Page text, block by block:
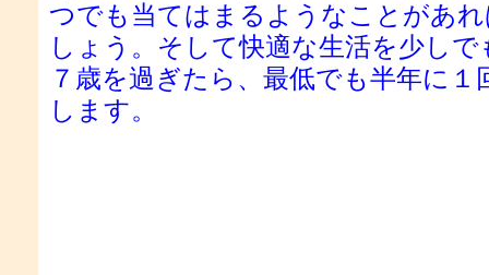
つでも当てはまるようなことがあ
しょう。そして快適な生活を少し
７歳を過ぎたら、最低でも半年に
します。